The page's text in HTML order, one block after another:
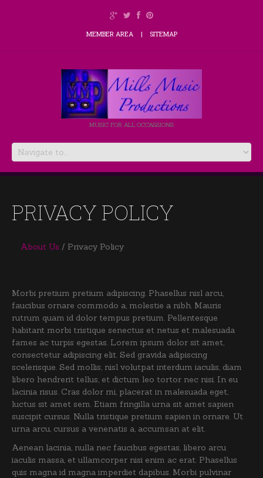
MEMBER AREA SITEMAP
MUSIC FOR ALL OCCASSIONS
PRIVACY POLICY
About Us Privacy Policy
Morbi pretium pretium adipiscing. Phasellus nisl arcu,
faucibus ornare commodo a, molestie a nibh. Mauris
rutrum quam id dolor tempus pretium. Pellentesque
habitant morbi tristique senectus et netus et malesuada
fames ac turpis egestas. Lorem ipsum dolor sit amet,
consectetur adipiscing elit. Sed gravida adipiscing
scelerisque. Sed mollis, nisl volutpat interdum iaculis, diam
libero hendrerit tellus, et dictum leo tortor nec nisi. In eu
lacinia risus. Cras dolor mi, placerat in malesuada eget,
luctus sit amet sem. Etiam fringilla urna sit amet sapien
suscipit cursus. Nulla tristique pretium sapien in ornare. Ut
urna arcu, cursus a venenatis a, accumsan at elit.
Aenean lacinia, nulla nec faucibus egestas, libero arcu
iaculis massa, et ullamcorper nisi enim ac erat. Phasellus
quis magna id magna imperdiet dapibus. Morbi pulvinar